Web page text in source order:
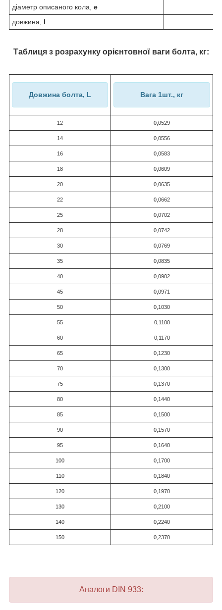
діаметр описаного кола, e
довжина, l
Таблиця з розрахунку орієнтовної ваги болта, кг:
Довжина болта, L Вага 1шт., кг
12 0,0529
14 0,0556
16 0,0583
18 0,0609
20 0,0635
22 0,0662
25 0,0702
28 0,0742
30 0,0769
35 0,0835
40 0,0902
45 0,0971
50 0,1030
55 0,1100
60 0,1170
65 0,1230
70 0,1300
75 0,1370
80 0,1440
85 0,1500
90 0,1570
95 0,1640
100 0,1700
110 0,1840
120 0,1970
130 0,2100
140 0,2240
150 0,2370
Аналоги DIN 933: